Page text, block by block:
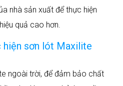
nhà sản xuất để thực hiện
quả cao hơn.
hiện sơn lót Maxilite
ngoài trời, để đảm bảo chất